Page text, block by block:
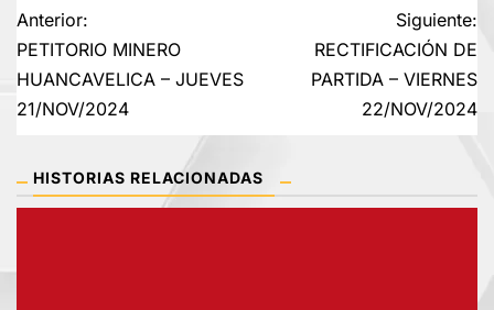
Navegación
de
entradas
Anterior:
PETITORIO MINERO
HUANCAVELICA – JUEVES
21/NOV/2024
Siguiente:
RECTIFICACIÓN DE
PARTIDA – VIERNES
22/NOV/2024
HISTORIAS RELACIONADAS